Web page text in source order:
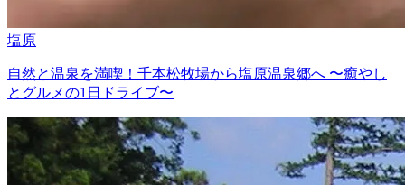
塩原
自然と温泉を満喫！千本松牧場から塩原温泉郷へ 〜癒やし
とグルメの1日ドライブ〜